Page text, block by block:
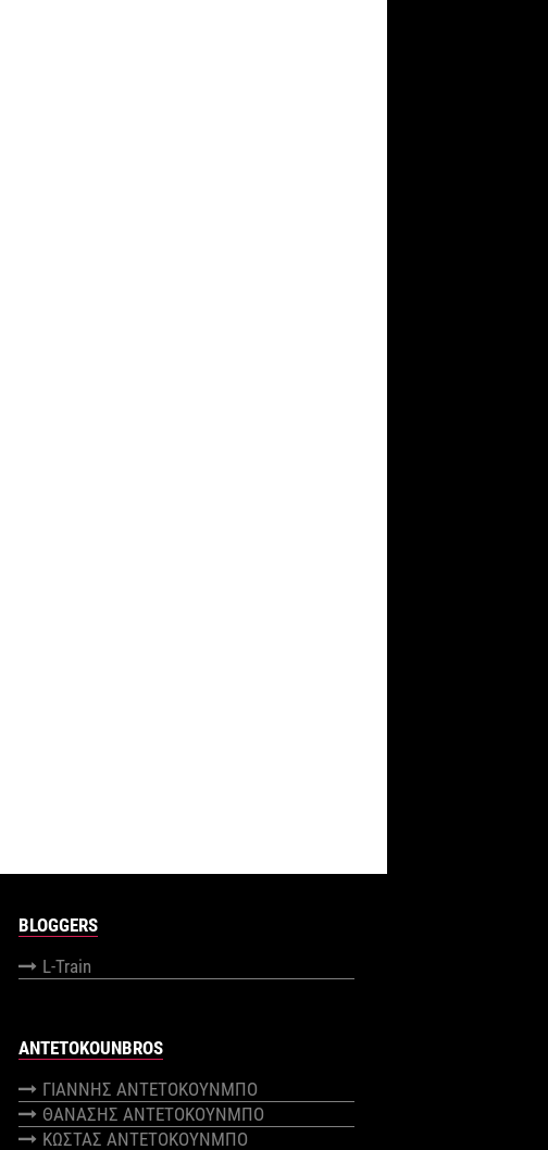
BLOGGERS
L-Train
ANTETOKOUNBROS
ΓΙΑΝΝΗΣ ΑΝΤΕΤΟΚΟΥΝΜΠΟ
ΘΑΝΑΣΗΣ ΑΝΤΕΤΟΚΟΥΝΜΠΟ
ΚΩΣΤΑΣ ΑΝΤΕΤΟΚΟΥΝΜΠΟ